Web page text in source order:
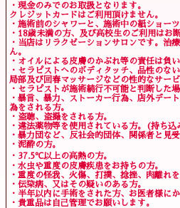
・現金のみでのお取扱となります。
クレジットカードはご利用頂けません。
・施術前のシャワーと、施術中の紙ショー
・18歳未満の方、及び高校生のご利用はお
・当店はリラクゼーションサロンです。治
ん。
・オイルによる皮膚のかぶれ等の責任は負い
・セラピストへのボディタッチ、品性のな
局部及び回春マッサージなどの性的なサー
・セラピストが施術続行不可能と判断した場
・暴言、暴力、ストーカー行為、店外デー
為をされる方。
・盗聴、盗撮をされる方。
・違法薬物等を使用されている方。(持ち込
・暴力団など、反社会的団体、関係者と見受
・泥酔の方。
・37.5℃以上の高熱の方。
・水虫や重度の皮膚疾患をお持ちの方。
・重度の怪我、火傷、打撲、捻挫、肉離れ
・伝染病、又はその疑いのある方。
・半年以内に手術をされた方、お医者様に
・貴重品は自己管理でお願いします。